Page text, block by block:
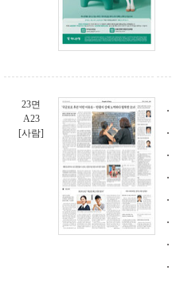
23면
A23
[사람]